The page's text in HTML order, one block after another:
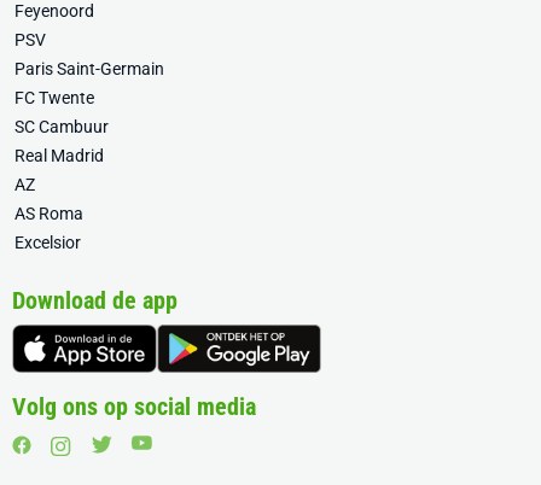
Feyenoord
PSV
Paris Saint-Germain
FC Twente
SC Cambuur
Real Madrid
AZ
AS Roma
Excelsior
Download de app
Volg ons op social media